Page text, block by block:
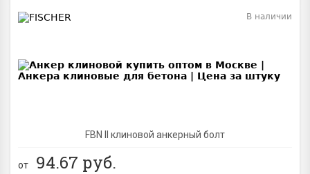
FBN II клиновой анкерный болт
В наличии
от 94.67 руб.